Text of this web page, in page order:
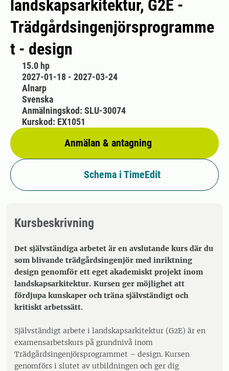
landskapsarkitektur, G2E -
Trädgårdsingenjörsprogramme
t - design
15.0 hp
2027-01-18 - 2027-03-24
Alnarp
Svenska
Anmälan & antagning
Anmälningskod: SLU-30074
Kurskod: EX1051
Schema i TimeEdit
Kursbeskrivning
Det självständiga arbetet är en avslutande kurs där du
som blivande trädgårdsingenjör med inriktning
design genomför ett eget akademiskt projekt inom
landskapsarkitektur. Kursen ger möjlighet att
fördjupa kunskaper och träna självständigt och
kritiskt arbetssätt.
Självständigt arbete i landskapsarkitektur (G2E) är en
examensarbetskurs på grundnivå inom
Trädgårdsingenjörsprogrammet – design. Kursen
genomförs i slutet av utbildningen och ger dig